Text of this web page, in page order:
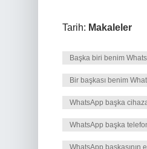
Tarih: Makaleler
Başka biri benim
Bir başkası benim
WhatsApp başka
WhatsApp başka
WhatsApp başkasının